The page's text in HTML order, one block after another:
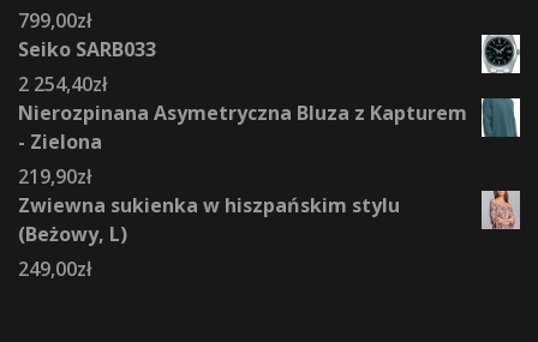
799,00zł
Seiko SARB033
2 254,40zł
Nierozpinana Asymetryczna Bluza z Kapturem
- Zielona
219,90zł
Zwiewna sukienka w hiszpańskim stylu
(Beżowy, L)
249,00zł